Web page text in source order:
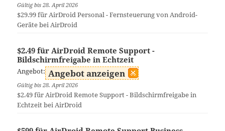
Gültig bis 28. April 2026
$29.99 für AirDroid Personal - Fernsteuerung von Android-
Geräte bei AirDroid
$2.49 für AirDroid Remote Support -
Bildschirmfreigabe in Echtzeit
Angebot: Angebot anzeigen
Gültig bis 28. April 2026
$2.49 für AirDroid Remote Support - Bildschirmfreigabe in
Echtzeit bei AirDroid